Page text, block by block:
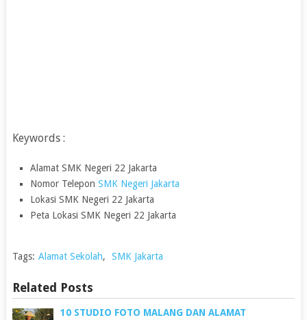
Keywords :
Alamat SMK Negeri 22 Jakarta
Nomor TeleponSMK Negeri Jakarta
Lokasi SMK Negeri 22 Jakarta
Peta Lokasi SMK Negeri 22 Jakarta
Tags: Alamat Sekolah, SMK Jakarta
Related Posts
10 STUDIO FOTO MALANG DAN ALAMAT